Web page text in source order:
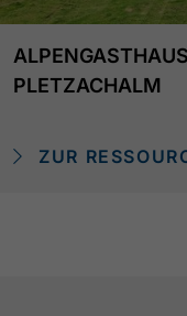
ALPENGASTHAUS
PLETZACHALM
ZUR